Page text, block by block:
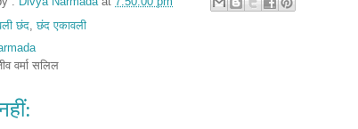
छंद ,छंद एकावली
वर्मा सलिल